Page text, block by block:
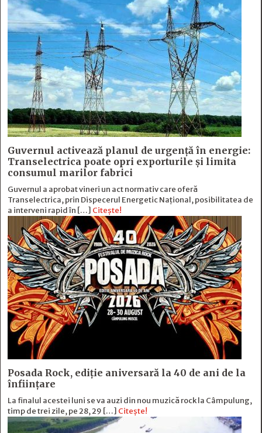
Guvernul activează planul de urgență în energie:
Transelectrica poate opri exporturile și limita
consumul marilor fabrici
Guvernul a aprobat vineri un act normativ care oferă
Transelectrica, prin Dispecerul Energetic Național, posibilitatea de
a interveni rapid în […] Citește!
Posada Rock, ediţie aniversară la 40 de ani de la
înfiinţare
La finalul acestei luni se va auzi din nou muzică rock la Câmpulung,
timp de trei zile, pe 28, 29 […] Citește!